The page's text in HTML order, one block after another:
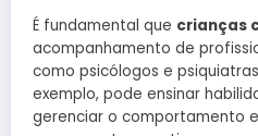
É fundamental que crianças
acompanhamento de
como psicólogos e
exemplo, pode ensinar
gerenciar o comportamento